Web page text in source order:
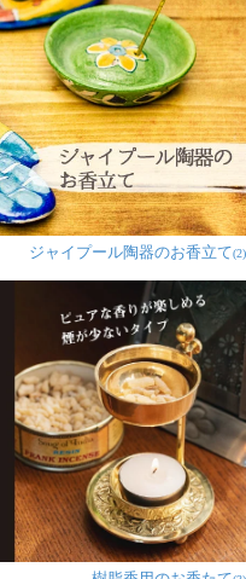
ジャイプール陶器のお香立て(2)